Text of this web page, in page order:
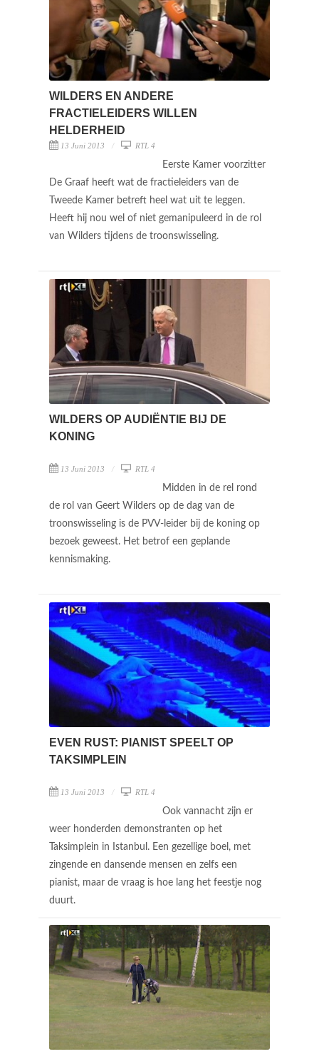
WILDERS EN ANDERE
FRACTIELEIDERS WILLEN
HELDERHEID
13 Juni 2013 RTL 4
Eerste Kamer voorzitter
De Graaf heeft wat de fractieleiders van de
Tweede Kamer betreft heel wat uit te leggen.
Heeft hij nou wel of niet gemanipuleerd in de rol
van Wilders tijdens de troonswisseling.
WILDERS OP AUDIËNTIE BIJ DE
KONING
13 Juni 2013 RTL 4
Midden in de rel rond
de rol van Geert Wilders op de dag van de
troonswisseling is de PVV-leider bij de koning op
bezoek geweest. Het betrof een geplande
kennismaking.
EVEN RUST: PIANIST SPEELT OP
TAKSIMPLEIN
13 Juni 2013 RTL 4
Ook vannacht zijn er
weer honderden demonstranten op het
Taksimplein in Istanbul. Een gezellige boel, met
zingende en dansende mensen en zelfs een
pianist, maar de vraag is hoe lang het feestje nog
duurt.